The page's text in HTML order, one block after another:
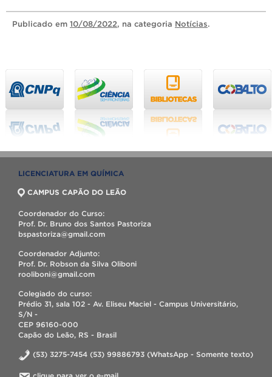
Publicado em 10/08/2022, na categoria Notícias.
LICENCIATURA EM QUÍMICA
CAMPUS CAPÃO DO LEÃO
Coordenador do Curso:
Prof. Dr. Bruno dos Santos Pastoriza
bspastoriza@gmail.com
Coordenador Adjunto:
Prof. Dr. Robson da Silva Oliboni
rooliboni@gmail.com
Colegiado do curso:
Prédio 31, sala 102 - Av. Eliseu Maciel - Campus Universitário,
S/N -
CEP 96160-000
Capão do Leão, RS - Brasil
(53) 3275-7454 (53) 99886793 (WhatsApp - Somente texto)